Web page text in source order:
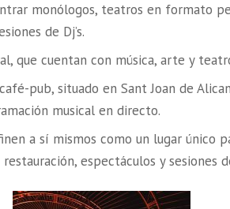
monólogos, teatros en formato
de Dj’s.
que cuentan con música, arte y
pub, situado en Sant Joan de
musical en directo.
a sí mismos como un lugar único
espectáculos y sesiones